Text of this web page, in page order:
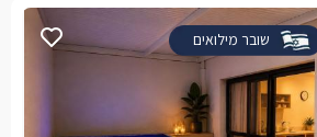
שובר מילואים